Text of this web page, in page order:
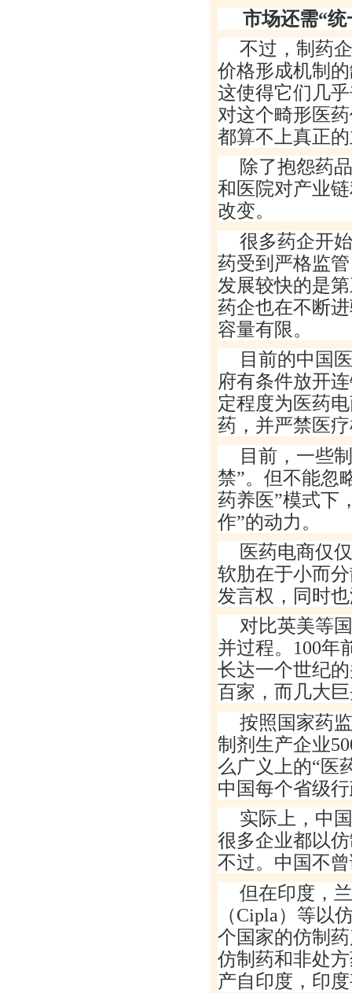
市场还需“统
不过，制药
价格形成机制
这使得它们几
对这个畸形医
都算不上真正
除了抱怨药
和医院对产业
改变。
很多药企开
药受到严格监
发展较快的是
药企也在不断
容量有限。
目前的中国
府有条件放开
定程度为医药
药，并严禁医
目前，一些
禁”。但不能忽
药养医”模式下
作”的动力。
医药电商仅
软肋在于小而
发言权，同时
对比英美等
并过程。 100年
长达一个世纪
百家，而几大
按照国家药
制剂生产企业
么广义上的“医
中国每个省级
实际上，中
很多企业都以
不过。中国不
但在印度，
（Cipla ）等以
个国家的仿制
仿制药和非处
产自印度，印